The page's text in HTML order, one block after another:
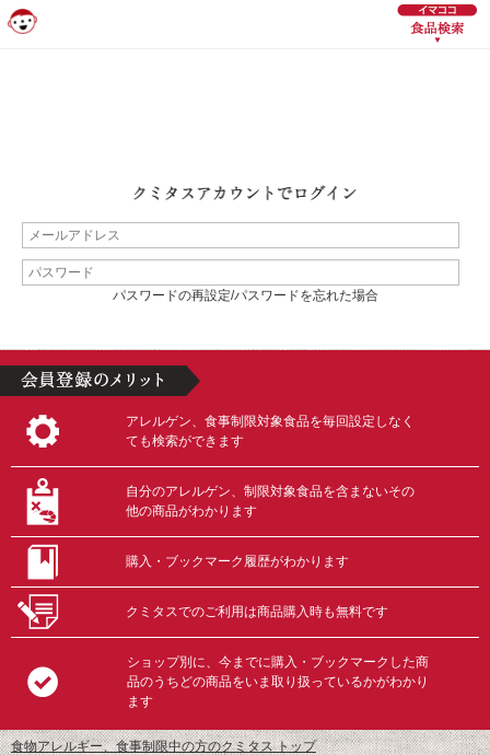
パスワードの再設定/パスワードを忘れた場合
アレルゲン、食事制限対象食品を毎回設定しなく
ても検索ができます
自分のアレルゲン、制限対象食品を含まないその
他の商品がわかります
購入・ブックマーク履歴がわかります
クミタスでのご利用は商品購入時も無料です
ショップ別に、今までに購入・ブックマークした商
品のうちどの商品をいま取り扱っているかがわかり
ます
食物アレルギー、食事制限中の方のクミタス トップ